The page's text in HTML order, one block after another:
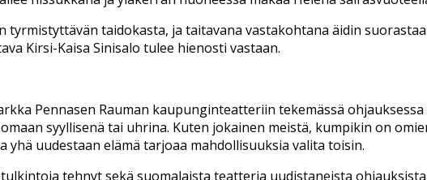
tyrmistyttävän taidokasta, ja taitavana vastakohtana äidin
Kirsi-Kaisa Sinisalo tulee hienosti vastaan.
Pennasen Rauman kaupunginteatteriin tekemässä
syyllisenä tai uhrina. Kuten jokainen meistä, kumpikin on
yhä uudestaan elämä tarjoaa mahdollisuuksia valita toisin.
tehnyt sekä suomalaista teatteria uudistaneista